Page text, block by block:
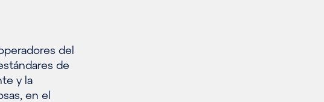
del
de
y la
en el